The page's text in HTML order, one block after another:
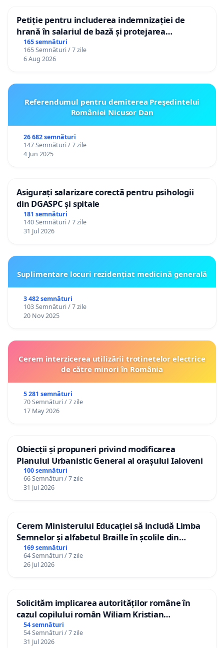
Petiție pentru includerea indemnizației de
hrană în salariul de bază și protejarea
gradațiilor de vechime pentru asistenții
personali
165 semnături
165 Semnături / 7 zile
6 Aug 2026
Referendumul pentru demiterea Preşedintelui
României Nicusor Dan
26 682 semnături
147 Semnături / 7 zile
4 Jun 2025
Asigurați salarizare corectă pentru psihologii
din DGASPC și spitale
181 semnături
140 Semnături / 7 zile
31 Jul 2026
Suplimentare locuri rezidențiat medicină generală
3 482 semnături
103 Semnături / 7 zile
20 Nov 2025
Cerem interzicerea utilizării trotinetelor electrice
de către minori în România
5 281 semnături
70 Semnături / 7 zile
17 May 2026
Obiecții și propuneri privind modificarea
Planului Urbanistic General al orașului Ialoveni
100 semnături
66 Semnături / 7 zile
31 Jul 2026
Cerem Ministerului Educației să includă Limba
Semnelor și alfabetul Braille în școlile din
Republica Moldova!
169 semnături
64 Semnături / 7 zile
26 Jul 2026
Solicităm implicarea autorităților române în
cazul copilului român Wiliam Kristian
Gheorghe, aflat în plasament în Danemarca de
12 ani
54 semnături
54 Semnături / 7 zile
31 Jul 2026